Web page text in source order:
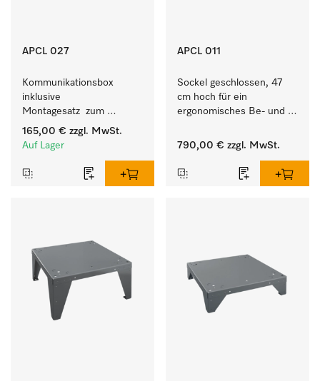
APCL 027
Kommunikationsbox
inklusive
Montagesatz  zum
Verbindungsaufbau vom
Wärmepumpentrockner
165,00 € zzgl. MwSt.
Auf Lager
APCL 011
Sockel geschlossen, 47
cm hoch für ein
ergonomisches Be- und
Waschmaschine und
790,00 € zzgl. MwSt.